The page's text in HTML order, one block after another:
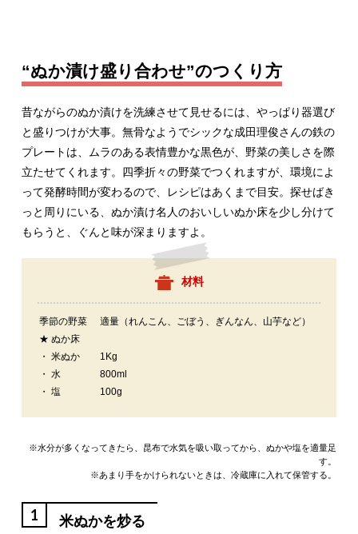
“ぬか漬け盛り合わせ”のつくり方
昔ながらのぬか漬けを洗練させて見せるには、やっぱり器選び
と盛りつけが大事。無骨なようでシックな成田理俊さんの鉄の
プレートは、ムラのある表情豊かな黒色が、野菜の美しさを際
立たせてくれます。四季折々の野菜でつくれますが、環境によ
って発酵時間が変わるので、レシピはあくまで目安。探せばき
っと周りにいる、ぬか漬け名人のおいしいぬか床を少し分けて
もらうと、ぐんと味が深まりますよ。
材料
季節の野菜
適量（れんこん、ごぼう、ぎんなん、山芋など）
★ ぬか床
・ 米ぬか
1Kg
・ 水
800ml
・ 塩
100g
※水分が多くなってきたら、昆布で水気を吸い取ってから、ぬかや塩を適量足
す。
※あまり手をかけられないときは、冷蔵庫に入れて保管する。
1 米ぬかを炒る